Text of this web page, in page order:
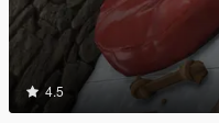
4.5